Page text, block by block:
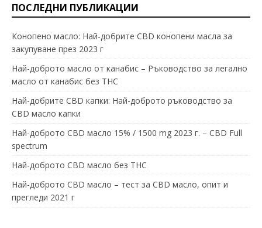
ПОСЛЕДНИ ПУБЛИКАЦИИ
Конопено масло: Най-добрите CBD конопени масла за
закупуване през 2023 г
Най-доброто масло от канабис – Ръководство за легално
масло от канабис без THC
Най-добрите CBD капки: Най-доброто ръководство за
CBD масло капки
Най-доброто CBD масло 15% / 1500 mg 2023 г. – CBD Full
spectrum
Най-доброто CBD масло без THC
Най-доброто CBD масло – тест за CBD масло, опит и
прегледи 2021 г